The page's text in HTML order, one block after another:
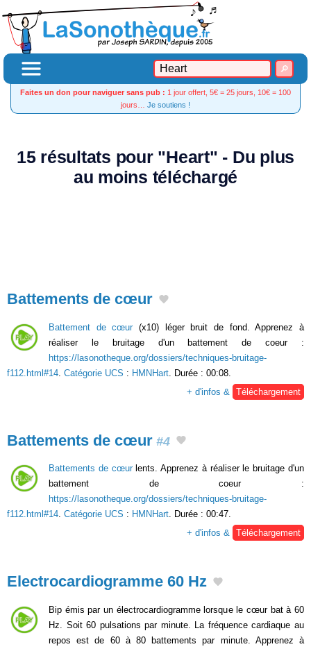
Faites un don pour naviguer sans pub : 1 jour offert, 5€ = 25 jours, 10€ = 100
jours… Je soutiens !
15 résultats pour "Heart" - Du plus
au moins téléchargé
Battements de cœur
Battement de cœur (x10) léger bruit de fond. Apprenez à
réaliser le bruitage d'un battement de coeur :
https://lasonotheque.org/dossiers/techniques-bruitage-
f112.html#14 Catégorie UCS : HMNHart . Durée : 00:08.
+ d'infos &
Téléchargement
Battements de cœur #4
Battements de cœurlents. Apprenez à réaliser le bruitage d'un
battement de coeur :
https://lasonotheque.org/dossiers/techniques-bruitage-
f112.html#14. Catégorie UCS : HMNHart. Durée : 00:47.
+ d'infos & Téléchargement
Electrocardiogramme 60 Hz
Bip émis par un électrocardiogramme lorsque le cœur bat à 60
Hz. Soit 60 pulsations par minute. La fréquence cardiaque au
repos est de 60 à 80 battements par minute. Apprenez à